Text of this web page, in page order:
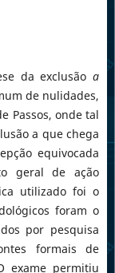
da exclusãoa
de nulidades,
Passos, onde tal
a que chega
equivocada
geral de ação
utilizado foi o
foram o
por pesquisa
formais de
exame permitiu